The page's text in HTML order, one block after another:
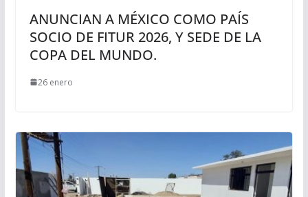
ANUNCIAN A MÉXICO COMO PAÍS
SOCIO DE FITUR 2026, Y SEDE DE LA
COPA DEL MUNDO.
26 enero